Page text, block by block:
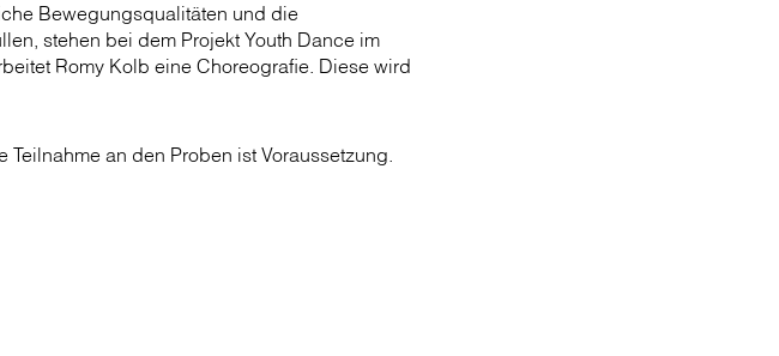
Bewegungsqualitäten und die
stehen bei dem Projekt Youth Dance im
Romy Kolb eine Choreografie. Diese wird
an den Proben ist Voraussetzung.